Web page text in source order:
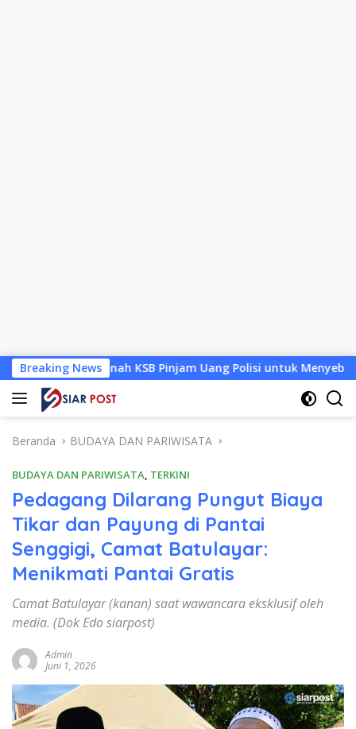
Langsung
ke
konten
Breaking News
KSB Pinjam Uang Polisi untuk Menyeberang,
Beranda BUDAYA DAN PARIWISATA
BUDAYA DAN PARIWISATA, TERKINI
Pedagang Dilarang Pungut Biaya
Tikar dan Payung di Pantai
Senggigi, Camat Batulayar:
Menikmati Pantai Gratis
Camat Batulayar (kanan) saat wawancara eksklusif oleh
media. (Dok Edo siarpost)
Admin
Juni 1, 2026